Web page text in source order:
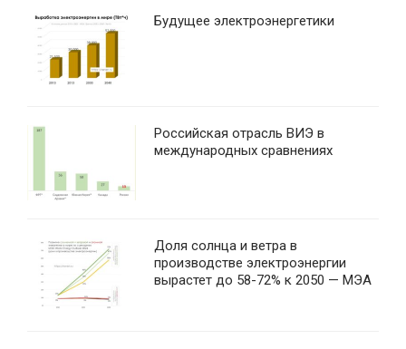
Будущее электроэнергетики
Российская отрасль ВИЭ в
международных сравнениях
Доля солнца и ветра в
производстве электроэнергии
вырастет до 58-72% к 2050 — МЭА